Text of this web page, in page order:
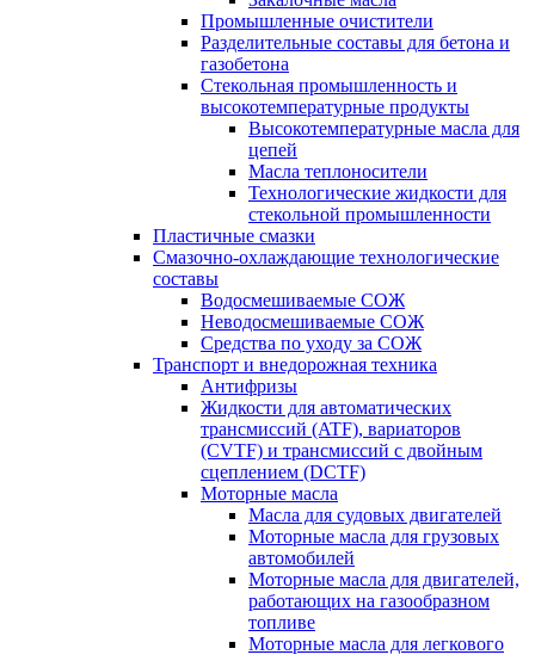
Промышленные очистители
Разделительные составы для бетона и
газобетона
Стекольная промышленность и
высокотемпературные продукты
Высокотемпературные масла для
цепей
Масла теплоносители
Технологические жидкости для
стекольной промышленности
Пластичные смазки
Смазочно-охлаждающие технологические
составы
Водосмешиваемые СОЖ
Неводосмешиваемые СОЖ
Средства по уходу за СОЖ
Транспорт и внедорожная техника
Антифризы
Жидкости для автоматических
трансмиссий (ATF), вариаторов
(CVTF) и трансмиссий с двойным
сцеплением (DCTF)
Моторные масла
Масла для судовых двигателей
Моторные масла для грузовых
автомобилей
Моторные масла для двигателей,
работающих на газообразном
топливе
Моторные масла для легкового